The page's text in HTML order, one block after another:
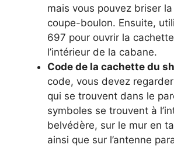
mais vous pouvez briser
coupe-boulon. Ensuite,
697 pour ouvrir la
l’intérieur de la cabane.
Code de la cachette du
code, vous devez
qui se trouvent dans le
symboles se trouvent à
belvédère, sur le mur en
ainsi que sur l’antenne